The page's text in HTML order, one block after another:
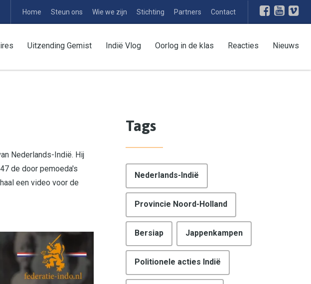
Home Steun ons Wie we zijn Stichting Partners Contact
Uitzending Gemist Indië Vlog Oorlog in de klas Reacties Nieuws
Nederlands-Indië. Hij
de door pemoeda's
een video voor de
Tags
Nederlands-Indië
Provincie Noord-Holland
Bersiap Jappenkampen
Politionele acties Indië